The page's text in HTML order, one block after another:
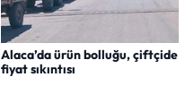
Alaca’da ürün bolluğu, çiftçide
fiyat sıkıntısı